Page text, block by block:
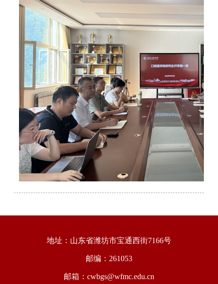
地址：山东省潍坊市宝通西街7166号
邮编：261053
邮箱：cwbgs@wfmc.edu.cn